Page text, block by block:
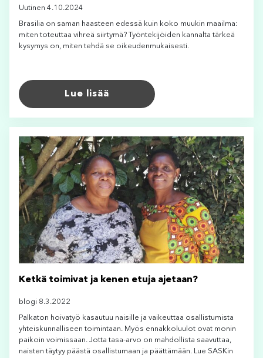
Uutinen 4.10.2024
Brasilia on saman haasteen edessä kuin koko muukin maailma:
miten toteuttaa vihreä siirtymä? Työntekijöiden kannalta tärkeä
kysymys on, miten tehdä se oikeudenmukaisesti.
Lue lisää
Ketkä toimivat ja kenen etuja ajetaan?
blogi 8.3.2022
Palkaton hoivatyö kasautuu naisille ja vaikeuttaa osallistumista
yhteiskunnalliseen toimintaan. Myös ennakkoluulot ovat monin
paikoin voimissaan. Jotta tasa-arvo on mahdollista saavuttaa,
naisten täytyy päästä osallistumaan ja päättämään. Lue SASKin